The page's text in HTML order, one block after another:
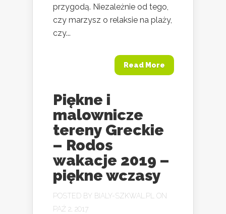
przygodą. Niezależnie od tego,
czy marzysz o relaksie na plaży,
czy...
Read More
Piękne i
malownicze
tereny Greckie
– Rodos
wakacje 2019 –
piękne wczasy
POSTED BY BIALY-SZKWAL.PL
ON
PAŹ 2, 2017